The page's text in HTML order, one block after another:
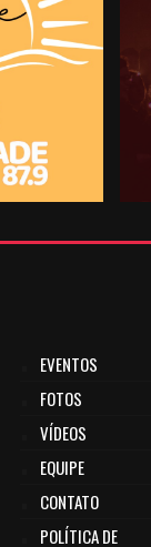
EVENTOS
FOTOS
VÍDEOS
EQUIPE
CONTATO
POLÍTICA DE